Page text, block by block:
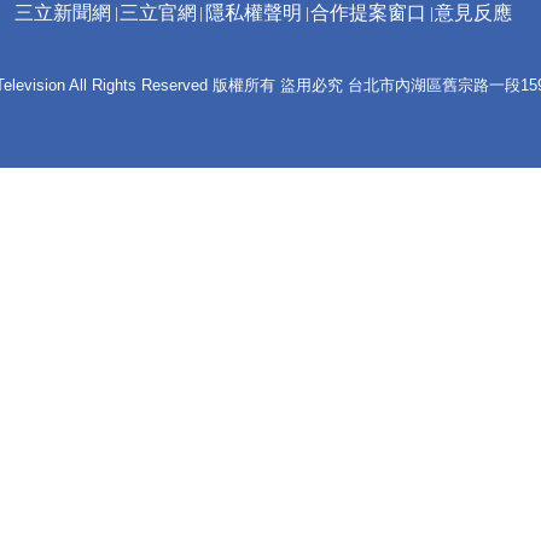
三立新聞網 三立官網 隱私權聲明 合作提案窗口 意見反應
All Rights Reserved 版權所有 盜用必究 台北市內湖區舊宗路一段